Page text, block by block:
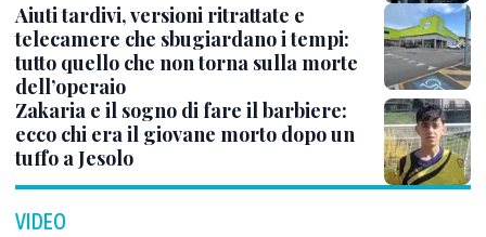
Aiuti tardivi, versioni ritrattate e
telecamere che sbugiardano i tempi:
tutto quello che non torna sulla morte
dell’operaio
Zakaria e il sogno di fare il barbiere:
ecco chi era il giovane morto dopo un
tuffo a Jesolo
VIDEO